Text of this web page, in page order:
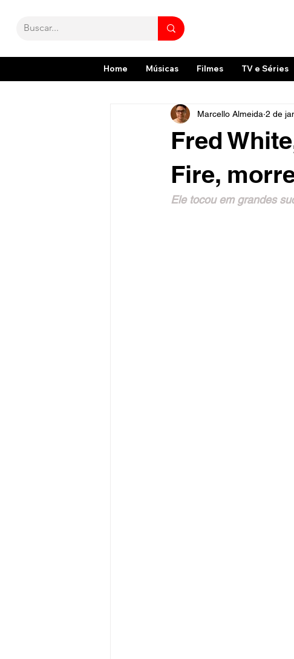
Home Músicas Filmes TV e Séries
Fred
Fire,
Marcello Almeida 2 de
Ele tocou em grandes